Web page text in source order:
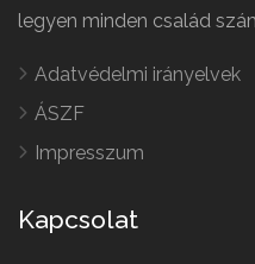
legyen minden család
Adatvédelmi irányelvek
ÁSZF
Impresszum
Kapcsolat